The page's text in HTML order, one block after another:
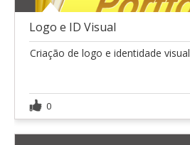
Logo e ID Visual
Criação de logo e identidade visual
0